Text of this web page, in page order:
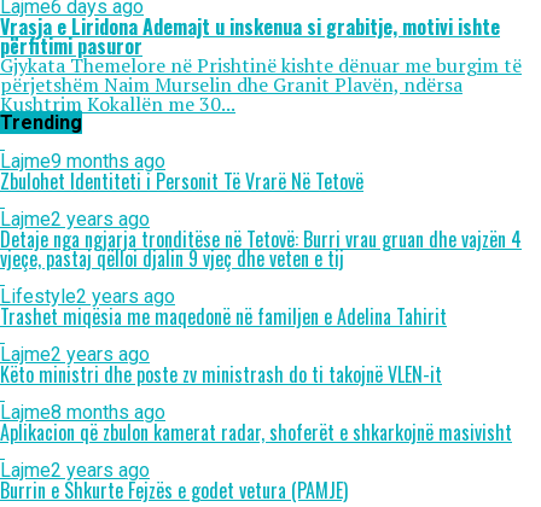
Lajme6 days ago
Vrasja e Liridona Ademajt u inskenua si grabitje, motivi ishte
përfitimi pasuror
Gjykata Themelore në Prishtinë kishte dënuar me burgim të
përjetshëm Naim Murselin dhe Granit Plavën, ndërsa
Kushtrim Kokallën me 30...
Trending
Lajme9 months ago
Zbulohet Identiteti i Personit Të Vrarë Në Tetovë
Lajme2 years ago
Detaje nga ngjarja tronditëse në Tetovë: Burri vrau gruan dhe vajzën 4
vjeçe, pastaj qëlloi djalin 9 vjeç dhe veten e tij
Lifestyle2 years ago
Trashet miqësia me maqedonë në familjen e Adelina Tahirit
Lajme2 years ago
Këto ministri dhe poste zv ministrash do ti takojnë VLEN-it
Lajme8 months ago
Aplikacion që zbulon kamerat radar, shoferët e shkarkojnë masivisht
Lajme2 years ago
Burrin e Shkurte Fejzës e godet vetura (PAMJE)